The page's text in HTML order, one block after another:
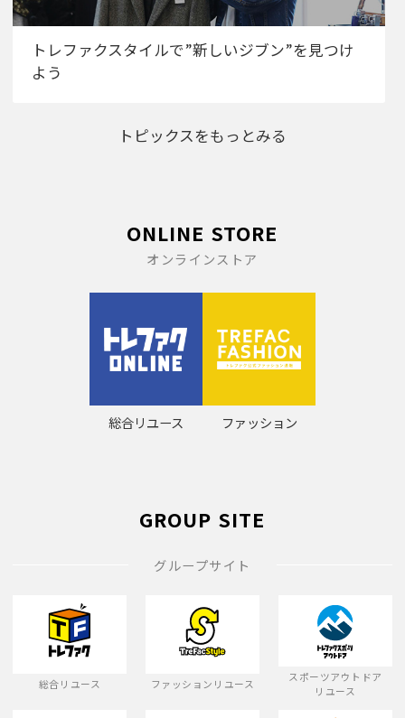
トレファクスタイルで”新しいジブン”を見つけ
よう
トピックスをもっとみる
ONLINE STORE
オンラインストア
総合リユース ファッション
GROUP SITE
グループサイト
総合リユース ファッションリユース
スポーツアウトドア
リユース